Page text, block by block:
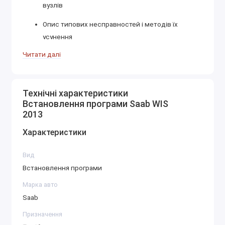
вузлів
Опис типових несправностей і методів їх
усунення
Рекомендації з технічного обслуговування
Повний комплект схем електропроводки
Розпіновка роз'ємів та контактів
Інформація про блоки запобіжників і реле
Методики перевірки компонентів
Технічні характеристики та моменти
Читати далі
Технічні характеристики
Встановлення програми Saab WIS
2013
Характеристики
Вид
Встановлення програми
Марка авто
Saab
Призначення